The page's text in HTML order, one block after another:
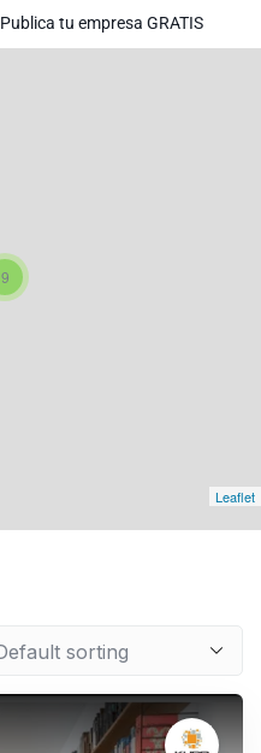
Publica tu empresa GRATIS
9
Leaflet